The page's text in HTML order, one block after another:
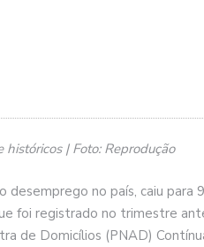
| Foto: Reprodução
desemprego no país, caiu para
foi registrado no trimestre
de Domicílios (PNAD)